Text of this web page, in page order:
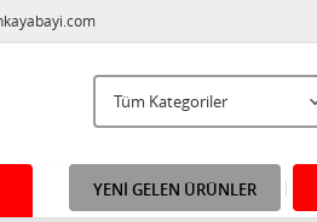
YENİ GELEN ÜRÜNLER